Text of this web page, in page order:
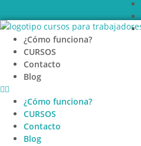
al
contenido
¿Cómo funciona?
CURSOS
Contacto
Blog
¿Cómo funciona?
CURSOS
Contacto
Blog